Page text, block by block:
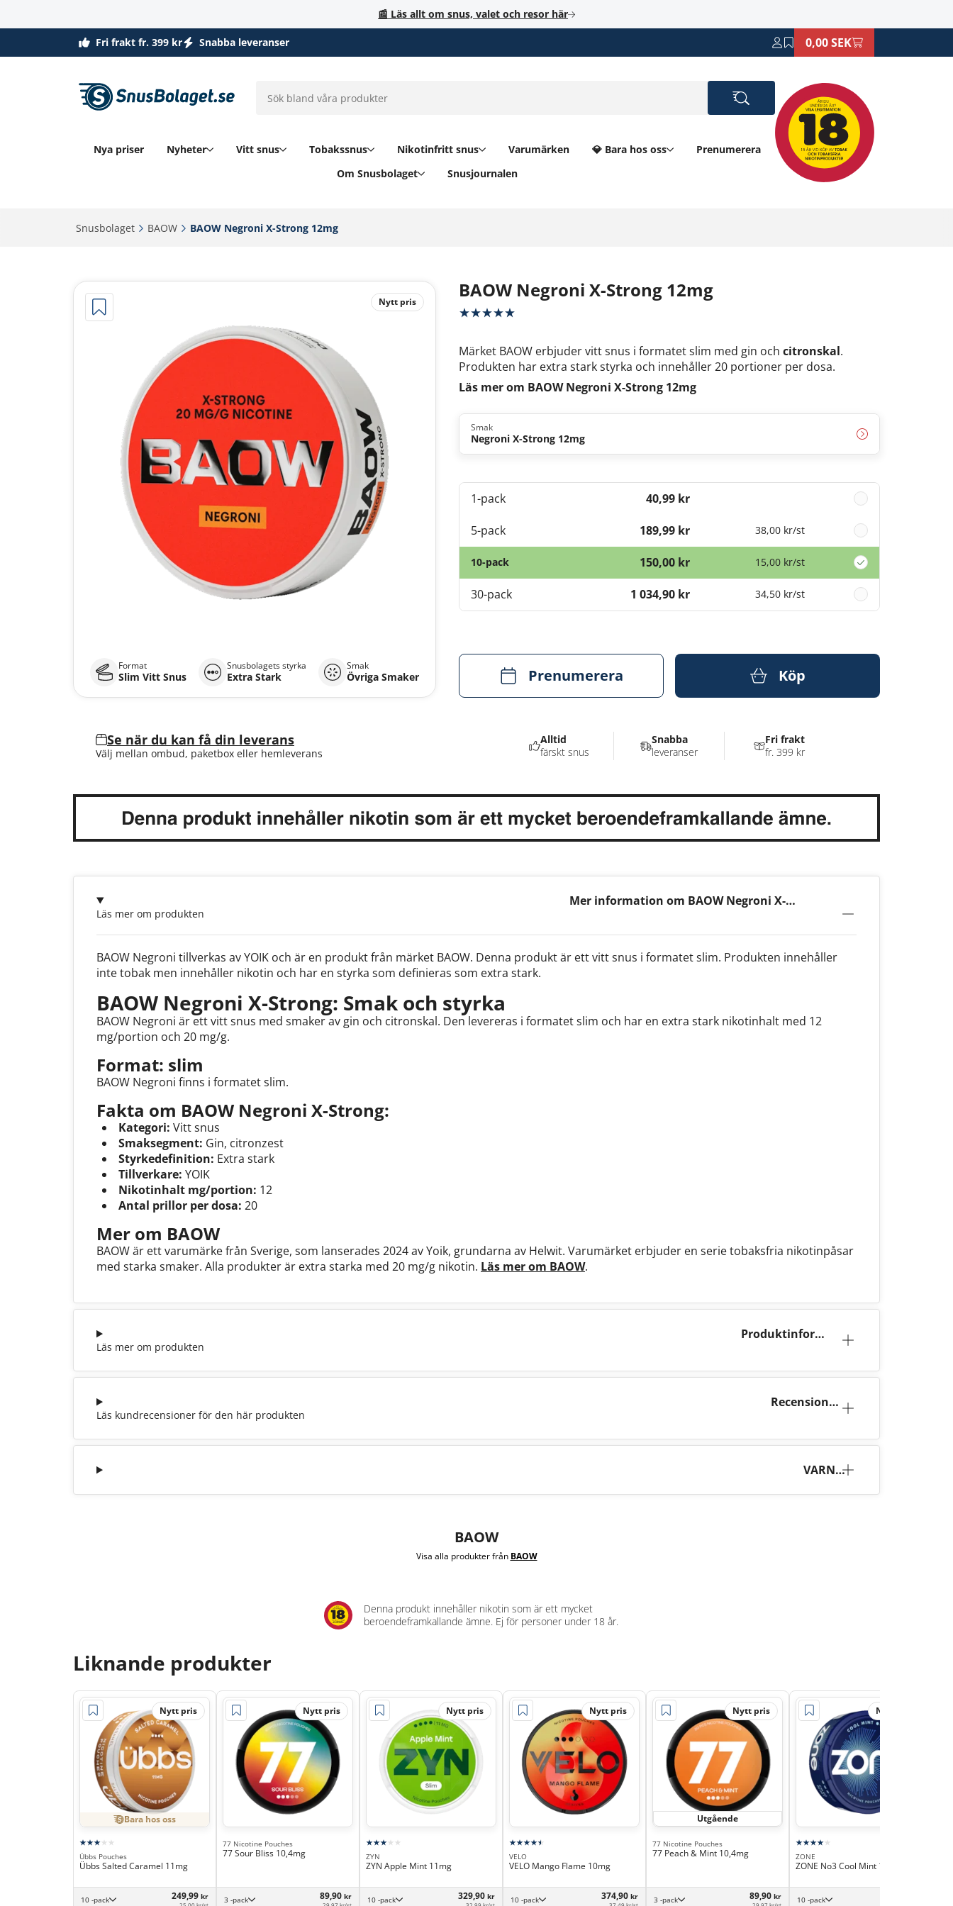
📰 Läs allt om snus, valet och resor här
Fri frakt fr. 399 kr Snabba leveranser 0,00 SEK
Nya priser Nyheter Vitt snus Tobakssnus Nikotinfritt snus Varumärken 💎 Bara hos oss
Prenumerera
Om Snusbolaget
Snusjournalen
Snusbolaget‎ BAOW‎ BAOW Negroni X-Strong 12mg‎
Nytt pris
BAOW Negroni X-Strong 12mg
Märket BAOW erbjuder vitt snus i formatet slim med gin ochcitronskal.
Produkten har extra stark styrka och innehåller 20 portioner per dosa.
Läs mer om BAOW Negroni X-Strong 12mg
Format
Slim Vitt Snus
Snusbolagets styrka
Extra Stark
Smak
Övriga Smaker
Smak
Negroni X-Strong 12mg
1-pack 40,99 kr
5-pack 189,99 kr 38,00 kr/st
10-pack 150,00 kr 15,00 kr/st
30-pack 1 034,90 kr 34,50 kr/st
Prenumerera Köp
Se när du kan få din leverans
Välj mellan ombud, paketbox eller hemleverans
Mer information om BAOW Negroni X-
Läs mer om produkten
BAOW Negroni tillverkas av YOIK och är en produkt från märket BAOW. Denna produkt är ett vitt snus i formatet slim. Produkten innehåller
inte tobak men innehåller nikotin och har en styrka som definieras som extra stark.
BAOW Negroni X-Strong: Smak och styrka
BAOW Negroni är ett vitt snus med smaker av gin och citronskal. Den levereras i formatet slim och har en extra stark nikotinhalt med 12
mg/portion och 20 mg/g.
Format: slim
BAOW Negroni finns i formatet slim.
Fakta om BAOW Negroni X-Strong:
Kategori: Vitt snus
Smaksegment: Gin, citronzest
Styrkedefinition: Extra stark
Tillverkare: YOIK
Nikotinhalt mg/portion: 12
Antal prillor per dosa: 20
Mer om BAOW
BAOW är ett varumärke från Sverige, som lanserades 2024 av Yoik, grundarna av Helwit. Varumärket erbjuder en serie tobaksfria nikotinpåsar
med starka smaker. Alla produkter är extra starka med 20 mg/g nikotin. Läs mer om BAOW.
Produktinforma
Läs mer om produkten
Recensione
Läs kundrecensioner för den här produkten
VARNI
BAOW
Visa alla produkter från BAOW
Alltid
färskt snus
Snabba
leveranser
Fri frakt
fr. 399 kr
Denna produkt innehåller nikotin som är ett mycket
beroendeframkallande ämne. Ej för personer under 18 år.
Liknande produkter
Nytt pris
Bara hos oss
Übbs Pouches
Übbs Salted Caramel 11mg
10 -pack 249,99 kr
Nytt pris
77 Nicotine Pouches
77 Sour Bliss 10,4mg
3 -pack 89,90 kr
Nytt pris
ZYN
ZYN Apple Mint 11mg
10 -pack 329,90 kr
Nytt pris
VELO
VELO Mango Flame 10mg
10 -pack 374,90 kr
Nytt pris
Utgående
77 Nicotine Pouches
77 Peach & Mint 10,4mg
3 -pack 89,90 kr
Nytt pris
ZONE
ZONE No3 Cool Mint 10mg
10 -pack